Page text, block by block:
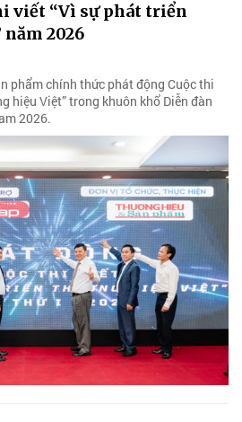
viết “Vì sự phát triển
2026
phẩm chính thức phát động Cuộc thi
hiệu Việt” trong khuôn khổ Diễn đàn
2026.